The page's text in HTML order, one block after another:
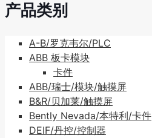
产品类别
A-B/罗克韦尔/PLC
ABB 板卡模块
卡件
ABB/瑞士/模块/触摸屏
B&R/贝加莱/触摸屏
Bently Nevada/本特利/卡件
DEIF/丹控/控制器